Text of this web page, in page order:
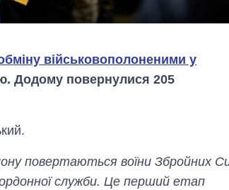
військовополоненими у
Додому повернулися 205
повертаються воїни Збройних
служби. Це перший етап